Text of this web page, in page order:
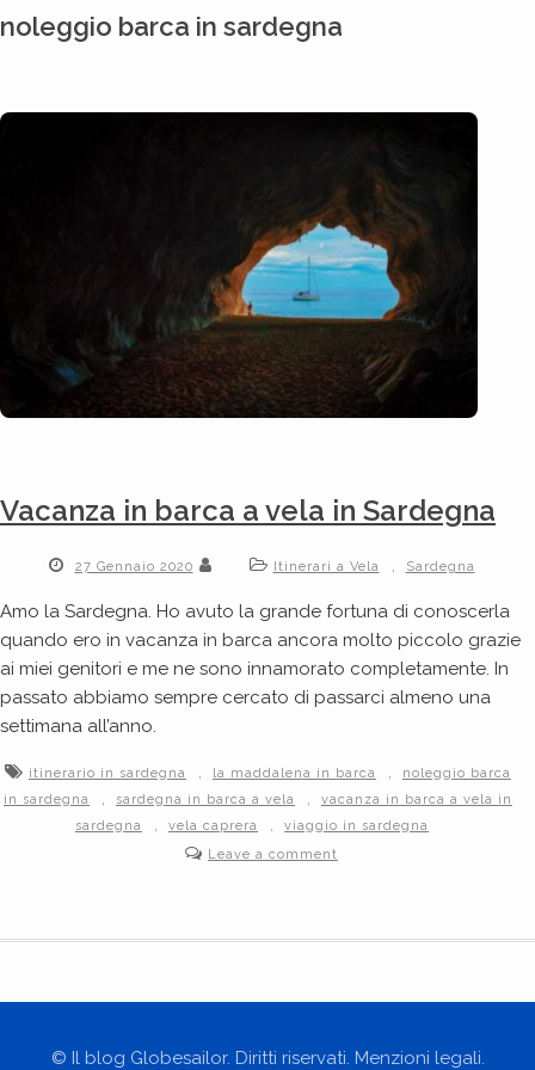
noleggio barca in sardegna
Vacanza in barca a vela in Sardegna
27 Gennaio 2020 Itinerari a Vela , Sardegna
Amo la Sardegna. Ho avuto la grande fortuna di conoscerla
quando ero in vacanza in barca ancora molto piccolo grazie
ai miei genitori e me ne sono innamorato completamente. In
passato abbiamo sempre cercato di passarci almeno una
settimana all’anno.
itinerario in sardegna , la maddalena in barca ,
noleggio barca
in sardegna
, sardegna in barca a vela ,
vacanza in barca a vela in
sardegna
, vela caprera ,
viaggio in sardegna
Leave a comment
© Il blog Globesailor. Diritti riservati. Menzioni legali.